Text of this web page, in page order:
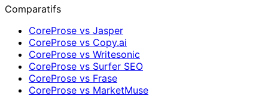
Comparatifs
CoreProse vs Jasper
CoreProse vs Copy.ai
CoreProse vs Writesonic
CoreProse vs Surfer SEO
CoreProse vs Frase
CoreProse vs MarketMuse